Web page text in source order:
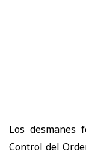
Los desmanes
Control del